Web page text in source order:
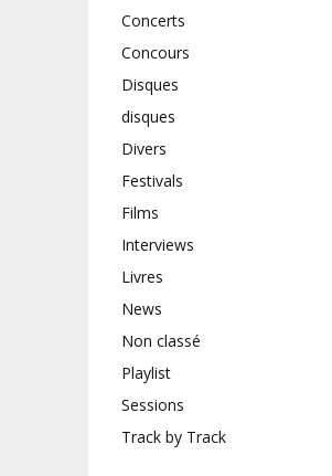
Concerts
Concours
Disques
disques
Divers
Festivals
Films
Interviews
Livres
News
Non classé
Playlist
Sessions
Track by Track